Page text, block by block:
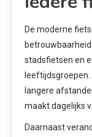
De moderne
stadsfietsen en
langere
maakt dagelijks
Daarnaast